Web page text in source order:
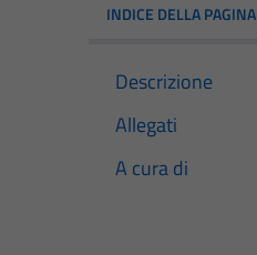
INDICE DELLA PAGINA
Descrizione
Allegati
A cura di